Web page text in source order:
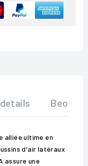
alliée ultime en
d'air latéraux
assure une